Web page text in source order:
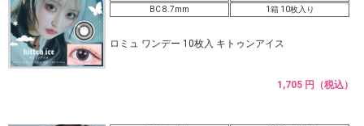
BC 8.7mm
1箱 10枚入り
ロミュ ワンデー 10枚入 キトゥンアイス
1,705 円（税込）